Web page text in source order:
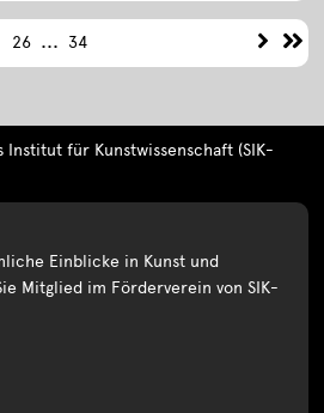
26 ... 34
für Kunstwissenschaft (SIK-
Einblicke in Kunst und
Mitglied im Förderverein von SIK-